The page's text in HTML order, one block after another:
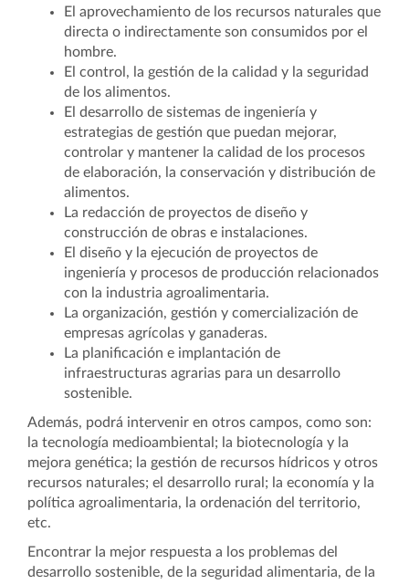
El aprovechamiento de los recursos naturales que
directa o indirectamente son consumidos por el
hombre.
El control, la gestión de la calidad y la seguridad
de los alimentos.
El desarrollo de sistemas de ingeniería y
estrategias de gestión que puedan mejorar,
controlar y mantener la calidad de los procesos
de elaboración, la conservación y distribución de
alimentos.
La redacción de proyectos de diseño y
construcción de obras e instalaciones.
El diseño y la ejecución de proyectos de
ingeniería y procesos de producción relacionados
con la industria agroalimentaria.
La organización, gestión y comercialización de
empresas agrícolas y ganaderas.
La planificación e implantación de
infraestructuras agrarias para un desarrollo
sostenible.
Además, podrá intervenir en otros campos, como son:
la tecnología medioambiental; la biotecnología y la
mejora genética; la gestión de recursos hídricos y otros
recursos naturales; el desarrollo rural; la economía y la
política agroalimentaria, la ordenación del territorio,
etc.
Encontrar la mejor respuesta a los problemas del
desarrollo sostenible, de la seguridad alimentaria, de la